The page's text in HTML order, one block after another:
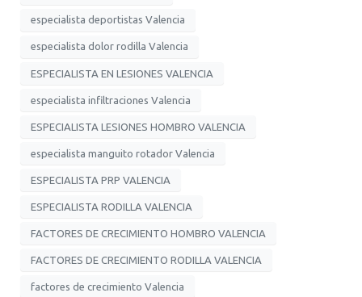
especialista deportistas Valencia
especialista dolor rodilla Valencia
ESPECIALISTA EN LESIONES VALENCIA
especialista infiltraciones Valencia
ESPECIALISTA LESIONES HOMBRO VALENCIA
especialista manguito rotador Valencia
ESPECIALISTA PRP VALENCIA
ESPECIALISTA RODILLA VALENCIA
FACTORES DE CRECIMIENTO HOMBRO VALENCIA
FACTORES DE CRECIMIENTO RODILLA VALENCIA
factores de crecimiento Valencia